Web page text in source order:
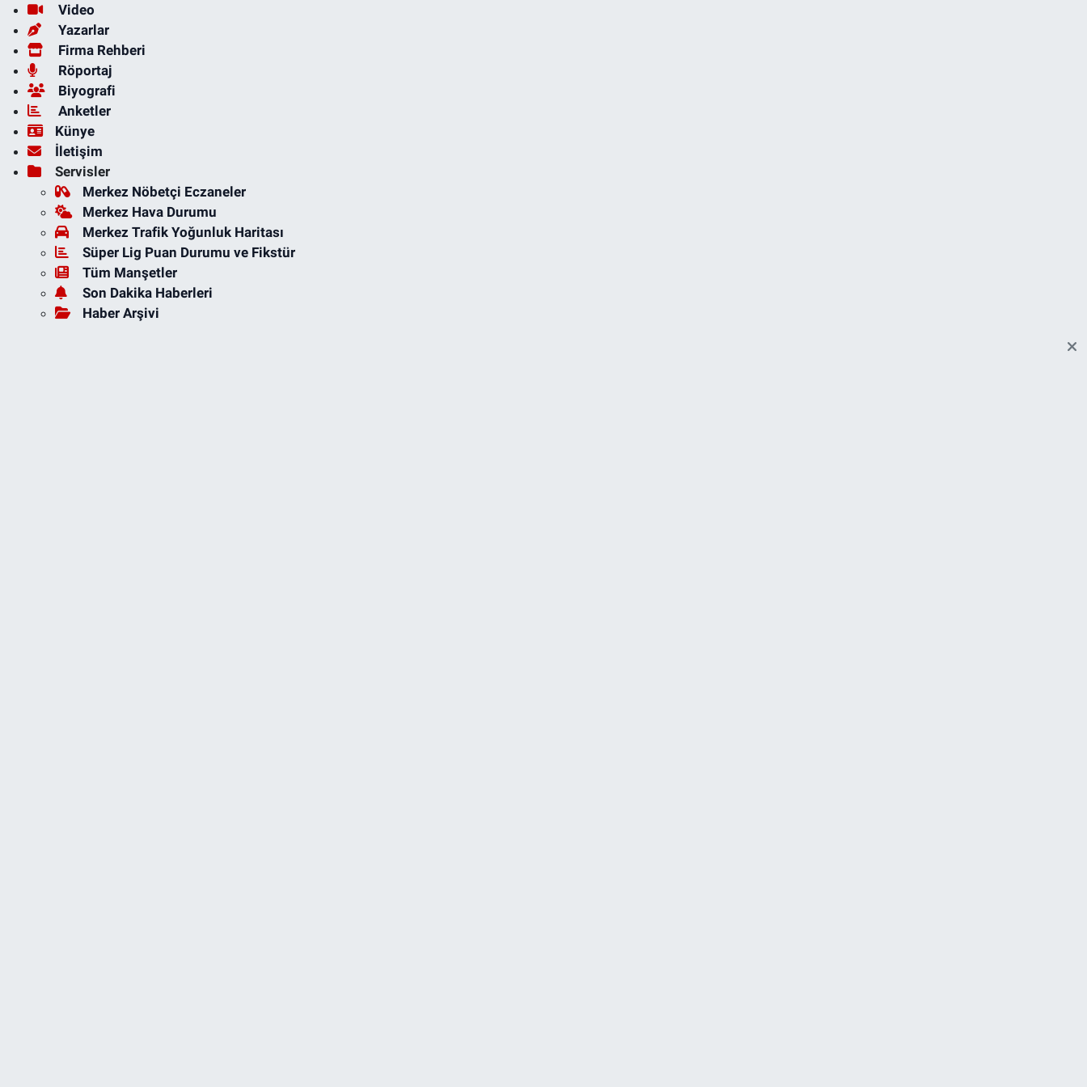
Video
Yazarlar
Firma Rehberi
Röportaj
Biyografi
Anketler
Künye
İletişim
Servisler
Merkez Nöbetçi Eczaneler
Merkez Hava Durumu
Merkez Trafik Yoğunluk Haritası
Süper Lig Puan Durumu ve Fikstür
Tüm Manşetler
Son Dakika Haberleri
Haber Arşivi